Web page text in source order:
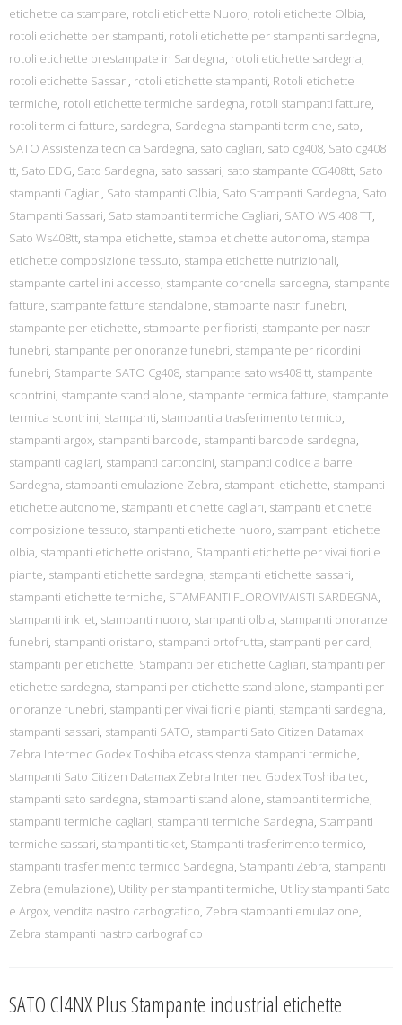
etichette da stampare, rotoli etichette Nuoro, rotoli etichette Olbia,
rotoli etichette per stampanti, rotoli etichette per stampanti sardegna,
rotoli etichette prestampate in Sardegna, rotoli etichette sardegna,
rotoli etichette Sassari, rotoli etichette stampanti, Rotoli etichette
termiche, rotoli etichette termiche sardegna, rotoli stampanti fatture,
rotoli termici fatture, sardegna, Sardegna stampanti termiche, sato,
SATO Assistenza tecnica Sardegna, sato cagliari, sato cg408, Sato cg408
tt, Sato EDG, Sato Sardegna, sato sassari, sato stampante CG408tt, Sato
stampanti Cagliari, Sato stampanti Olbia, Sato Stampanti Sardegna, Sato
Stampanti Sassari, Sato stampanti termiche Cagliari, SATO WS 408 TT,
Sato Ws408tt, stampa etichette, stampa etichette autonoma, stampa
etichette composizione tessuto, stampa etichette nutrizionali,
stampante cartellini accesso, stampante coronella sardegna, stampante
fatture, stampante fatture standalone, stampante nastri funebri,
stampante per etichette, stampante per fioristi, stampante per nastri
funebri, stampante per onoranze funebri, stampante per ricordini
funebri, Stampante SATO Cg408, stampante sato ws408 tt, stampante
scontrini, stampante stand alone, stampante termica fatture, stampante
termica scontrini, stampanti, stampanti a trasferimento termico,
stampanti argox, stampanti barcode, stampanti barcode sardegna,
stampanti cagliari, stampanti cartoncini, stampanti codice a barre
Sardegna, stampanti emulazione Zebra, stampanti etichette, stampanti
etichette autonome, stampanti etichette cagliari, stampanti etichette
composizione tessuto, stampanti etichette nuoro, stampanti etichette
olbia, stampanti etichette oristano, Stampanti etichette per vivai fiori e
piante, stampanti etichette sardegna, stampanti etichette sassari,
stampanti etichette termiche, STAMPANTI FLOROVIVAISTI SARDEGNA,
stampanti ink jet, stampanti nuoro, stampanti olbia, stampanti onoranze
funebri, stampanti oristano, stampanti ortofrutta, stampanti per card,
stampanti per etichette, Stampanti per etichette Cagliari, stampanti per
etichette sardegna, stampanti per etichette stand alone, stampanti per
onoranze funebri, stampanti per vivai fiori e pianti, stampanti sardegna,
stampanti sassari, stampanti SATO, stampanti Sato Citizen Datamax
Zebra Intermec Godex Toshiba etcassistenza stampanti termiche,
stampanti Sato Citizen Datamax Zebra Intermec Godex Toshiba tec,
stampanti sato sardegna, stampanti stand alone, stampanti termiche,
stampanti termiche cagliari, stampanti termiche Sardegna, Stampanti
termiche sassari, stampanti ticket, Stampanti trasferimento termico,
stampanti trasferimento termico Sardegna, Stampanti Zebra, stampanti
Zebra (emulazione), Utility per stampanti termiche, Utility stampanti Sato
e Argox, vendita nastro carbografico, Zebra stampanti emulazione,
Zebra stampanti nastro carbografico
SATO Cl4NX Plus Stampante industrial etichette